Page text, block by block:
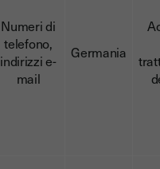
Numeri di
telefono,
indirizzi e-
mail
Germania